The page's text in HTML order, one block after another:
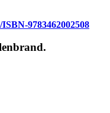
9783462002508